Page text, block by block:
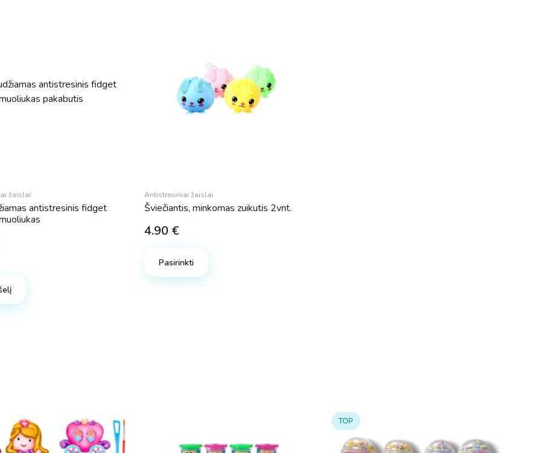
žaislai
antistresinis fidget
Antistresiniai žaislai
Šviečiantis, minkomas zuikutis 2vnt.
4.90 €
Pasirinkti
TOP